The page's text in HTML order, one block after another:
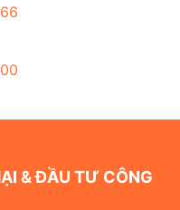
& ĐẦU TƯ CÔNG